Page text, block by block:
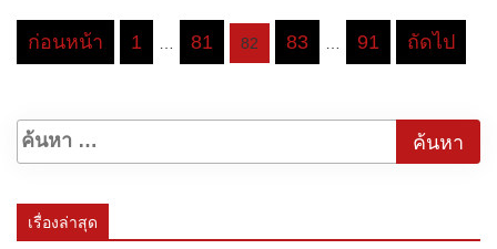
Posts
ก่อนหน้า 1 81 82 83 91 ถัดไป
เรื่องล่าสุด